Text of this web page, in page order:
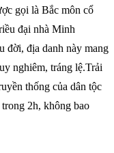
gọi là Bắc môn cổ
đại nhà Minh
đời, địa danh này mang
nghiêm, tráng lệ.Trải
thống của dân tộc
2h, không bao